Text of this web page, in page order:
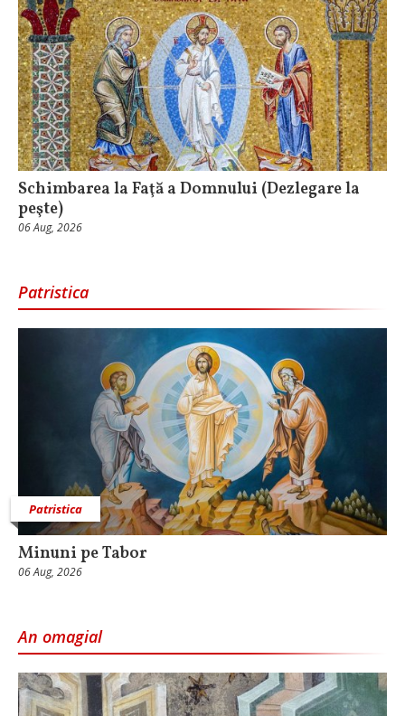
Schimbarea la Faţă a Domnului (Dezlegare la
peşte)
06 Aug, 2026
Patristica
Patristica
Minuni pe Tabor
06 Aug, 2026
An omagial